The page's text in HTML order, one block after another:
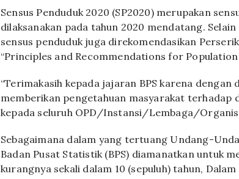
Sensus Penduduk 2020 (SP2020) merupakan
dilaksanakan pada tahun 2020 mendatang.
sensus penduduk juga direkomendasikan
“Principles and Recommendations for Population
“Terimakasih kepada jajaran BPS karena dengan
memberikan pengetahuan masyarakat terhadap
kepada seluruh OPD/Instansi/Lembaga/
Sebagaimana dalam yang tertuang Undang-
Badan Pusat Statistik (BPS) diamanatkan untuk
kurangnya sekali dalam 10 (sepuluh) tahun,